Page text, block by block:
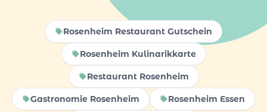
Rosenheim Restaurant Gutschein
Rosenheim Kulinarikkarte
Restaurant Rosenheim
Gastronomie Rosenheim Rosenheim Essen